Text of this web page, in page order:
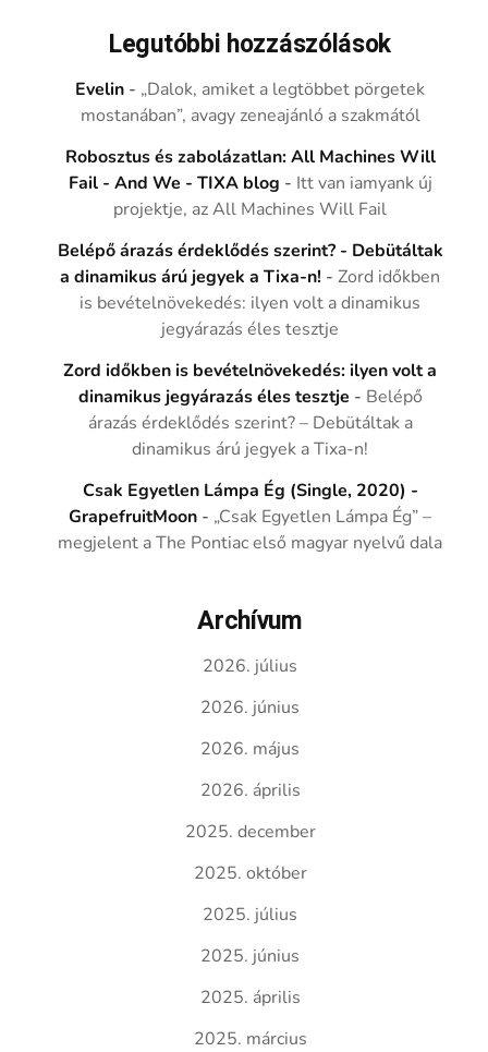
Legutóbbi hozzászólások
Evelin - „Dalok, amiket a legtöbbet pörgetek
mostanában”, avagy zeneajánló a szakmától
Robosztus és zabolázatlan: All Machines Will
Fail - And We - TIXA blog - Itt van iamyank új
projektje, az All Machines Will Fail
Belépő árazás érdeklődés szerint? - Debütáltak
a dinamikus árú jegyek a Tixa-n! -Zord időkben
is bevételnövekedés: ilyen volt a dinamikus
jegyárazás éles tesztje
Zord időkben is bevételnövekedés: ilyen volt a
dinamikus jegyárazás éles tesztje - Belépő
árazás érdeklődés szerint? – Debütáltak a
dinamikus árú jegyek a Tixa-n!
Csak Egyetlen Lámpa Ég (Single, 2020) -
GrapefruitMoon - „Csak Egyetlen Lámpa Ég” –
megjelent a The Pontiac első magyar nyelvű dala
Archívum
2026. július
2026. június
2026. május
2026. április
2025. december
2025. október
2025. július
2025. június
2025. április
2025. március